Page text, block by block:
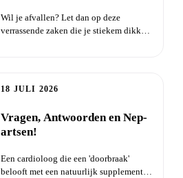
Wil je afvallen? Let dan op deze
verrassende zaken die je stiekem dikker
18 JULI 2026
Vragen, Antwoorden en Nep-
artsen!
Een cardioloog die een 'doorbraak'
belooft met een natuurlijk supplement